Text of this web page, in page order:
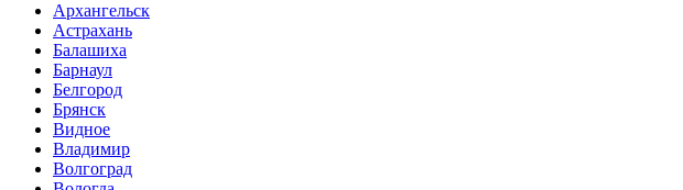
Архангельск
Астрахань
Балашиха
Барнаул
Белгород
Брянск
Видное
Владимир
Волгоград